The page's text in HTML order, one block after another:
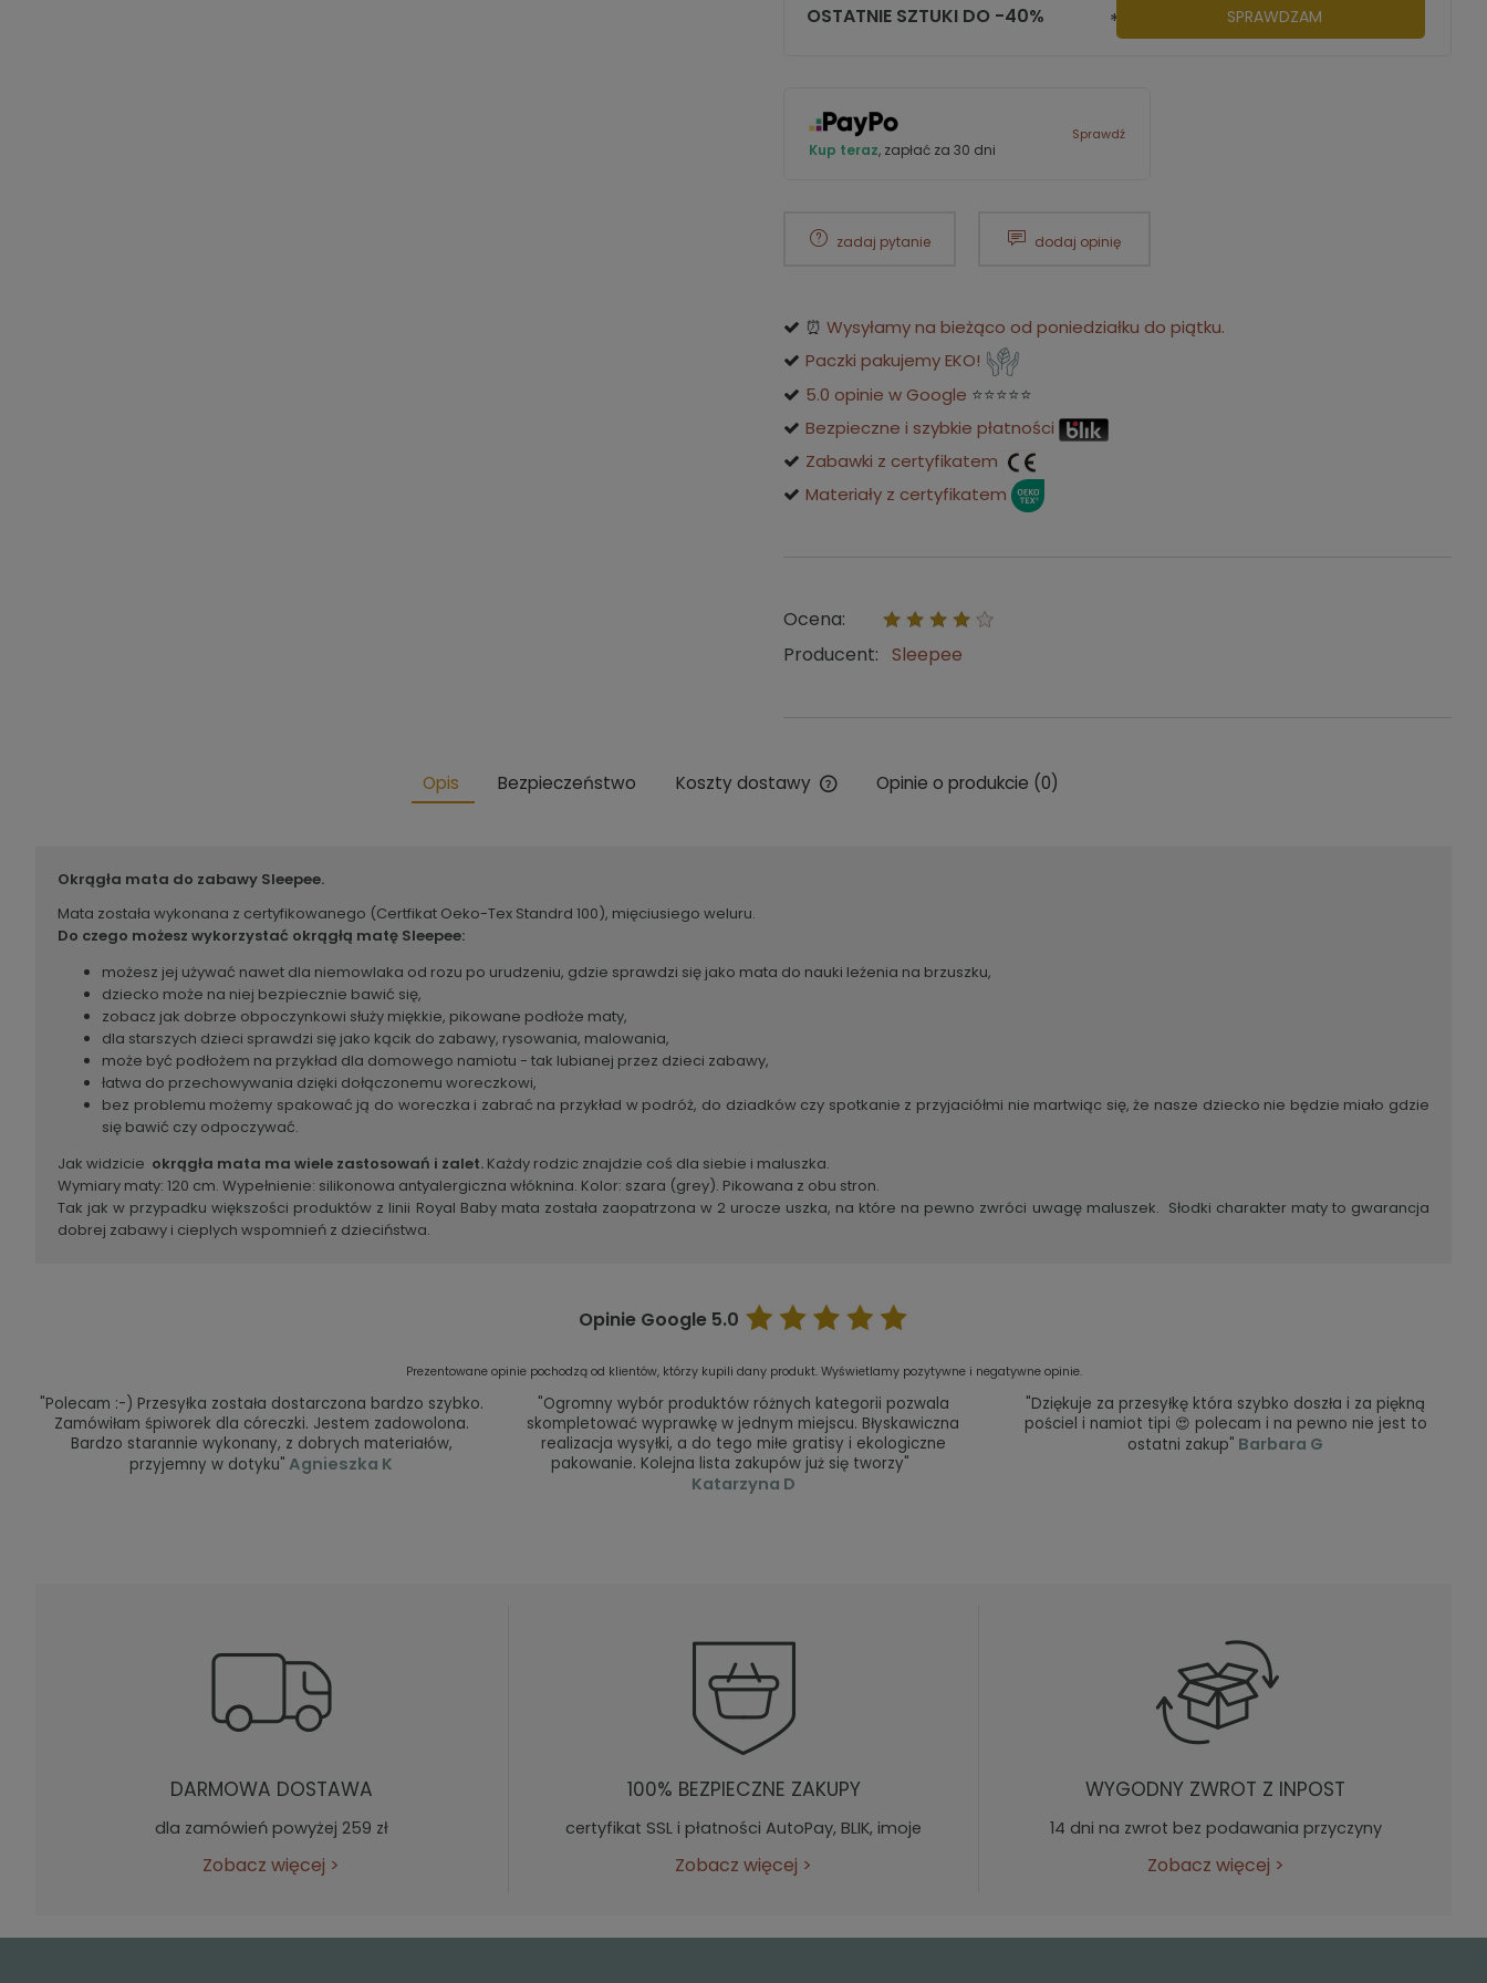
OSTATNIE SZTUKI DO -40% SPRAWDZAM
********
Kup teraz, zapłać za 30 dni
Sprawdź
zadaj pytanie dodaj opinię
⏰ Wysyłamy na bieżąco od poniedziałku do piątku.
Paczki pakujemy EKO!
5.0 opinie w Google ⭐⭐⭐⭐⭐
Bezpieczne i szybkie płatności
Zabawki z certyfikatem
Materiały z certyfikatem
Ocena:
Producent: Sleepee
Opis Bezpieczeństwo Koszty dostawy Opinie o produkcie (0)
Okrągła mata do zabawy Sleepee.
Mata została wykonana z certyfikowanego (Certfikat Oeko-Tex Standrd 100), mięciusiego weluru.
Do czego możesz wykorzystać okrągłą matę Sleepee:
możesz jej używać nawet dla niemowlaka od rozu po urudzeniu, gdzie sprawdzi się jako mata do nauki leżenia na brzuszku,
dziecko może na niej bezpiecznie bawić się,
zobacz jak dobrze obpoczynkowi służy miękkie, pikowane podłoże maty,
dla starszych dzieci sprawdzi się jako kącik do zabawy, rysowania, malowania,
może być podłożem na przykład dla domowego namiotu - tak lubianej przez dzieci zabawy,
łatwa do przechowywania dzięki dołączonemu woreczkowi,
bez problemu możemy spakować ją do woreczka i zabrać na przykład w podróż, do dziadków czy spotkanie z przyjaciółmi nie martwiąc się, że nasze dziecko nie będzie miało gdzie
się bawić czy odpoczywać.
Jak widzicie okrągła mata ma wiele zastosowań i zalet. Każdy rodzic znajdzie coś dla siebie i maluszka.
Wymiary maty: 120 cm. Wypełnienie: silikonowa antyalergiczna włóknina. Kolor: szara (grey). Pikowana z obu stron.
Tak jak w przypadku większości produktów z linii Royal Baby mata została zaopatrzona w 2 urocze uszka, na które na pewno zwróci uwagę maluszek. Słodki charakter maty to gwarancja
dobrej zabawy i cieplych wspomnień z dzieciństwa.
Opinie Google5.0
Prezentowane opinie pochodzą od klientów, którzy kupili dany produkt. Wyświetlamy pozytywne i negatywne opinie.
"Polecam :-) Przesyłka została dostarczona bardzo szybko.
Zamówiłam śpiworek dla córeczki. Jestem zadowolona.
Bardzo starannie wykonany, z dobrych materiałów,
przyjemny w dotyku" Agnieszka K
"Ogromny wybór produktów różnych kategorii pozwala
skompletować wyprawkę w jednym miejscu. Błyskawiczna
realizacja wysyłki, a do tego miłe gratisy i ekologiczne
pakowanie. Kolejna lista zakupów już się tworzy"
Katarzyna D
"Dziękuje za przesyłkę która szybko doszła i za piękną
pościel i namiot tipi 😍 polecam i na pewno nie jest to
ostatni zakup" Barbara G
DARMOWA DOSTAWA
dla zamówień powyżej 259 zł
Zobacz więcej >
100% BEZPIECZNE ZAKUPY
certyfikat SSL i płatności AutoPay, BLIK, imoje
Zobacz więcej >
WYGODNY ZWROT Z INPOST
14 dni na zwrot bez podawania przyczyny
Zobacz więcej >